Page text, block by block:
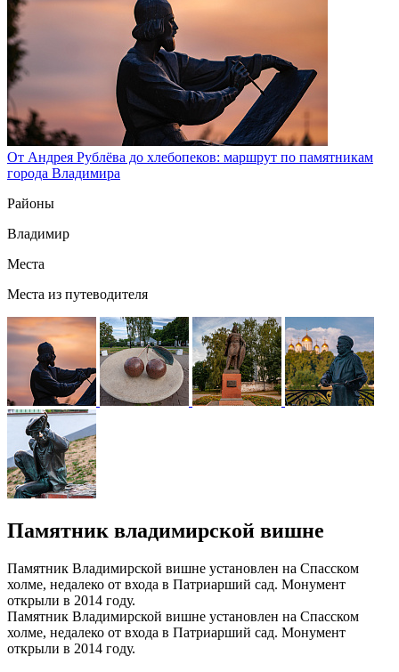
От Андрея Рублёва до хлебопеков: маршрут по памятникам
города Владимира
Районы
Владимир
Места
Места из путеводителя
Памятник владимирской вишне
Памятник Владимирской вишне установлен на Спасском
холме, недалеко от входа в Патриарший сад. Монумент
открыли в 2014 году.
Памятник Владимирской вишне установлен на Спасском
холме, недалеко от входа в Патриарший сад. Монумент
открыли в 2014 году.